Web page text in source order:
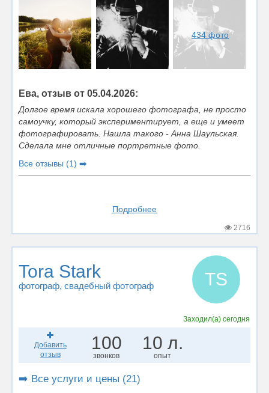
434 фото
Ева, отзыв от 05.04.2026:
Долгое время искала хорошего фотографа, не просто
самоучку, который экспериментирует, а еще и умеет
фотографировать. Нашла такого - Анна Шаульская.
Сделала мне отличные портретные фото.
Все отзывы (1) ➡️
Подробнее
2716
Tora Stark
фотограф, свадебный фотограф TS
Заходил(а) сегодня
Добавить
отзыв
100
звонков
10 л.
опыт
➡️ Все услуги и цены (21)